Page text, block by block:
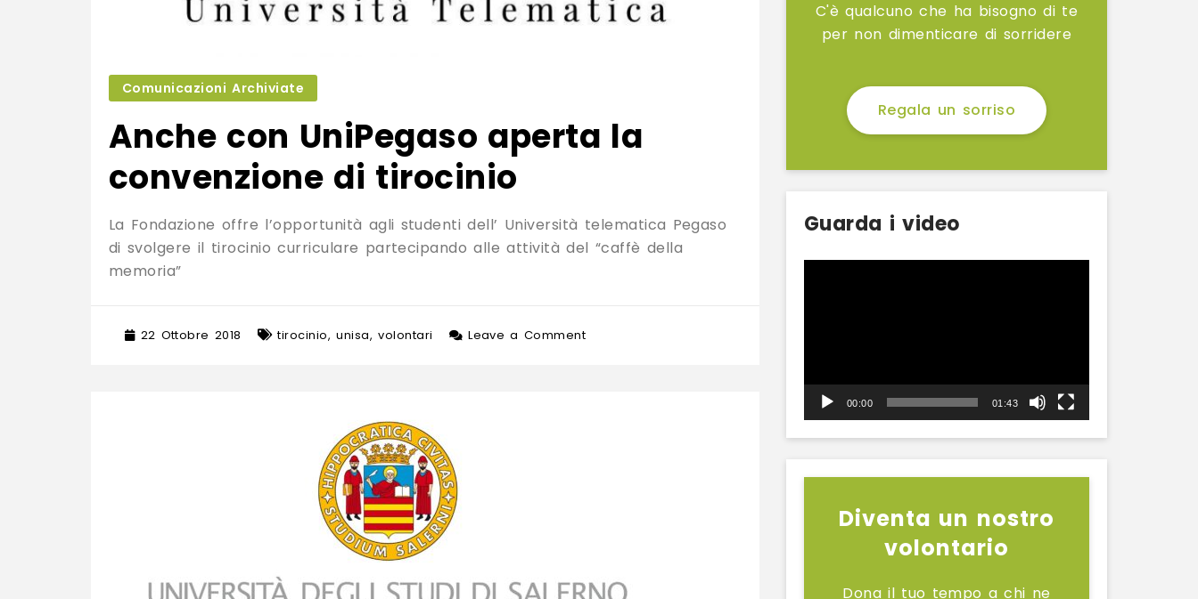
Comunicazioni Archiviate
Anche con UniPegaso aperta la
convenzione di tirocinio
La Fondazione offre l’opportunità agli studenti dell’ Università telematica Pegaso
di svolgere il tirocinio curriculare partecipando alle attività del “caffè della
memoria”
22 Ottobre 2018 tirocinio,unisa,volontari Leave a Commenton
C'è qualcuno che ha bisogno di te
per non dimenticare di sorridere
Regala un sorriso
Guarda i video
00:00 01:43
Diventa un nostro
volontario
Dona il tuo tempo a chi ne